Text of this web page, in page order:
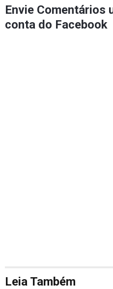
Envie Comentários
conta do Facebook
Leia Também